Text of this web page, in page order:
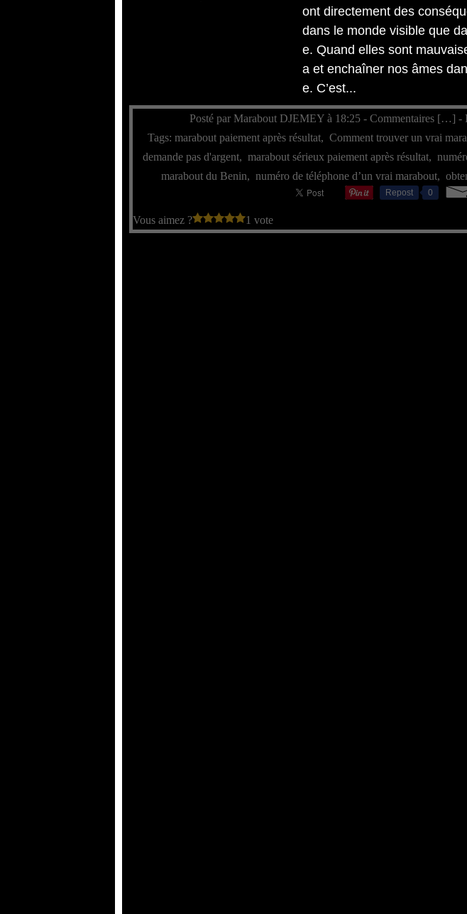
ont directement des
dans le monde visible que
e. Quand elles sont
a et enchaîner nos âmes
e. C’est...
Posté par Marabout DJEMEY à 18:25 -Commentaires […] -
Tags: marabout paiement après résultat, Comment trouver un vrai
demande pas d'argent, marabout sérieux paiement après résultat,
marabout du Benin, numéro de téléphone d’un vrai marabout,
Repost 0
Vous aimez ? 1 vote